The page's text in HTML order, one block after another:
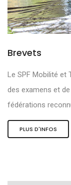
Brevets
Le SPF Mobilité et
des examens et
fédérations
PLUS D'INFOS